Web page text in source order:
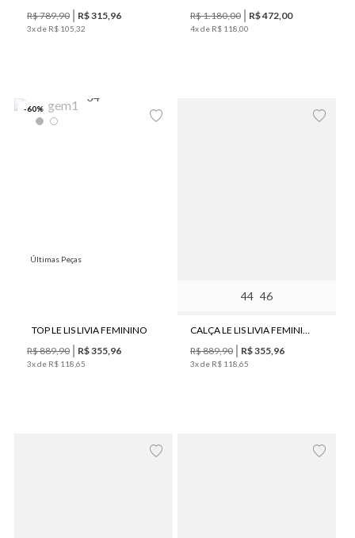
R$789,90 R$315,96
3x de R$ 105 32
R$1.180,00 R$472,00
4x de R$ 118 00
-60%
34
TOP LE LIS LIVIA FEMININO
R$889,90 R$355 96
Últimas Peças
3x de R$ 118 65
44 46
CALÇA LE LIS LIVIA FEMININA
R$889,90 R$355 96
3x de R$ 118 65